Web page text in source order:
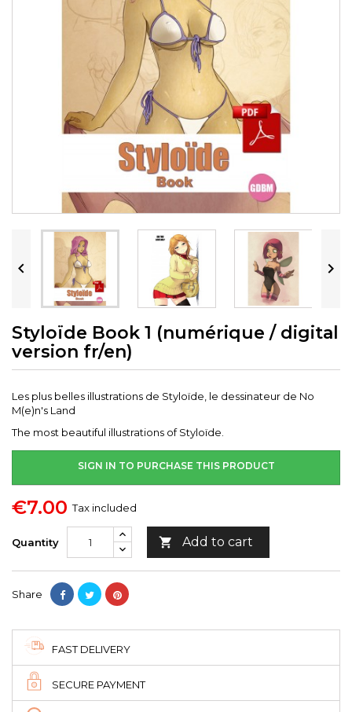
 
Styloïde Book 1 (numérique / digital
version fr/en)
Les plus belles illustrations de Styloïde, le dessinateur de No
M(e)n's Land
The most beautiful illustrations of Styloïde.
SIGN IN TO PURCHASE THIS PRODUCT
€7.00 Tax included
Quantity  Add to cart
Share
FAST DELIVERY
SECURE PAYMENT